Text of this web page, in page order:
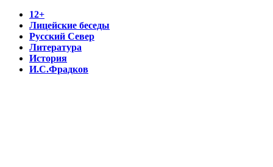
12+
Лицейские беседы
Русский Север
Литература
История
И.С.Фрадков